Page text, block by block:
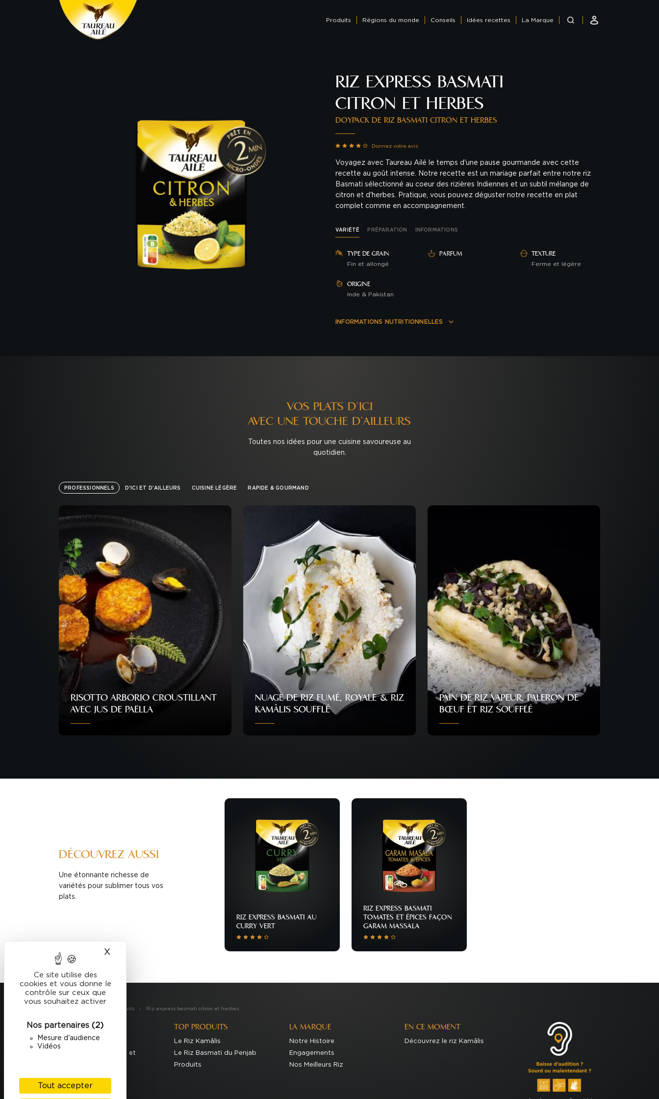
Panneau de gestion des cookies
Ce site utilise des
cookies et vous donne le
contrôle sur ceux que
vous souhaitez activer
Nos partenaires (2)
Mesure d'audience
Vidéos
Tout accepter
X Masquer le bandeau des cookies
Produits Régions du monde Conseils Idées recettes La Marque
RIZ EXPRESS BASMATI
CITRON ET HERBES
DOYPACK DE RIZ BASMATI CITRON ET HERBES
Donnez votre avis
Voyagez avec Taureau Ailé le temps d'une pause gourmande avec cette
recette au goût intense. Notre recette est un mariage parfait entre notre riz
Basmati sélectionné au coeur des rizières Indiennes et un subtil mélange de
citron et d'herbes. Pratique, vous pouvez déguster notre recette en plat
complet comme en accompagnement.
VARIÉTÉ PRÉPARATION INFORMATIONS
TYPE DE GRAIN
Fin et allongé
PARFUM TEXTURE
Ferme et légère
ORIGINE
Inde & Pakistan
INFORMATIONS NUTRITIONNELLES
VOS PLATS D'ICI
AVEC UNE TOUCHE D'AILLEURS
Toutes nos idées pour une cuisine savoureuse au
quotidien.
PROFESSIONNELS D'ICI ET D'AILLEURS CUISINE LÉGÈRE RAPIDE & GOURMAND
RISOTTO ARBORIO CROUSTILLANT
AVEC JUS DE PAËLLA
NUAGE DE RIZ FUMÉ, ROYALE & RIZ
KAMÂLIS SOUFFLÉ
PAIN DE RIZ VAPEUR, PALERON DE
BŒUF ET RIZ SOUFFLÉ
DÉCOUVREZ AUSSI
Une étonnante richesse de
variétés pour sublimer tous vos
plats.
RIZ EXPRESS BASMATI AU
CURRY VERT
RIZ EXPRESS BASMATI
TOMATES ET ÉPICES FAÇON
GARAM MASSALA
Nos Produits Riz express basmati citron et herbes
TOP RECETTES
Curry Cambodgien
Risotto au parmesan et
TOP PRODUITS
Le Riz Kamâlis
Le Riz Basmati du Penjab
Produits
LA MARQUE
Notre Histoire
Engagements
Nos Meilleurs Riz
EN CE MOMENT
Découvrez le riz Kamâlis